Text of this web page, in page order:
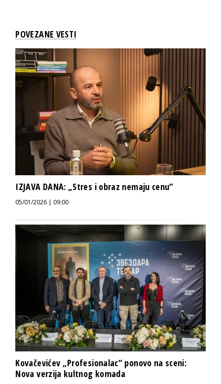
POVEZANE VESTI
IZJAVA DANA: „Stres i obraz nemaju cenu“
05/01/2026 | 09:00
Kovačevićev „Profesionalac“ ponovo na sceni:
Nova verzija kultnog komada